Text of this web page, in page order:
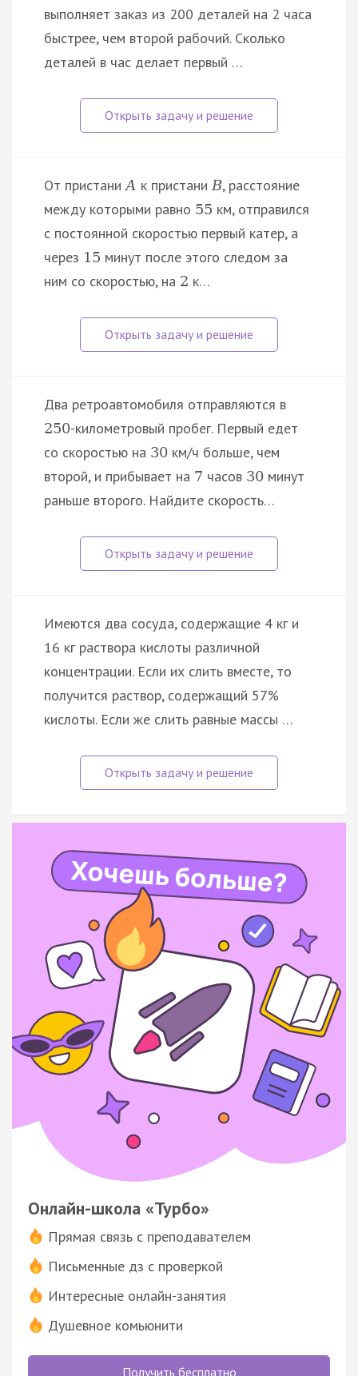
выполняет заказ из 200 деталей на 2 часа
быстрее, чем второй рабочий. Сколько
деталей в час делает первый …
От пристаниА к пристаниВ, расстояние
между которыми равно 55 км, отправился
с постоянной скоростью первый катер, а
через 15 минут после этого следом за
ним со скоростью, на 2 к…
Два ретроавтомобиля отправляются в
250-километровый пробег. Первый едет
со скоростью на 30 км/ч больше, чем
второй, и прибывает на 7 часов 30 минут
раньше второго. Найдите скорость…
Имеются два сосуда, содержащие 4 кг и
16 кг раствора кислоты различной
концентрации. Если их слить вместе, то
получится раствор, содержащий 57%
кислоты. Если же слить равные массы …
Онлайн-школа «Турбо»
Прямая связь с преподавателем
Письменные дз с проверкой
Интересные онлайн-занятия
Душевное комьюнити
Получить бесплатно